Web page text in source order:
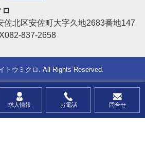
北区安佐町大字久地2683番地147
837-2658
トウミクロ . All Rights Reserved.
求人情報 お電話 問合せ